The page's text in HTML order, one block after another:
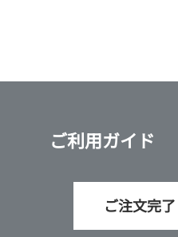
ご利用ガイド
ご注文完了